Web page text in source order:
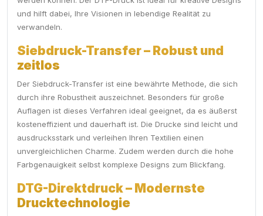
und hilft dabei, Ihre Visionen in lebendige Realität zu
verwandeln.
Siebdruck-Transfer – Robust und
zeitlos
Der Siebdruck-Transfer ist eine bewährte Methode, die sich
durch ihre Robustheit auszeichnet. Besonders für große
Auflagen ist dieses Verfahren ideal geeignet, da es äußerst
kosteneffizient und dauerhaft ist. Die Drucke sind leicht und
ausdrucksstark und verleihen Ihren Textilien einen
unvergleichlichen Charme. Zudem werden durch die hohe
Farbgenauigkeit selbst komplexe Designs zum Blickfang.
DTG-Direktdruck – Modernste
Drucktechnologie